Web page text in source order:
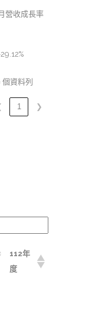
營收成長率
個資料列
1 ❯
112年
度